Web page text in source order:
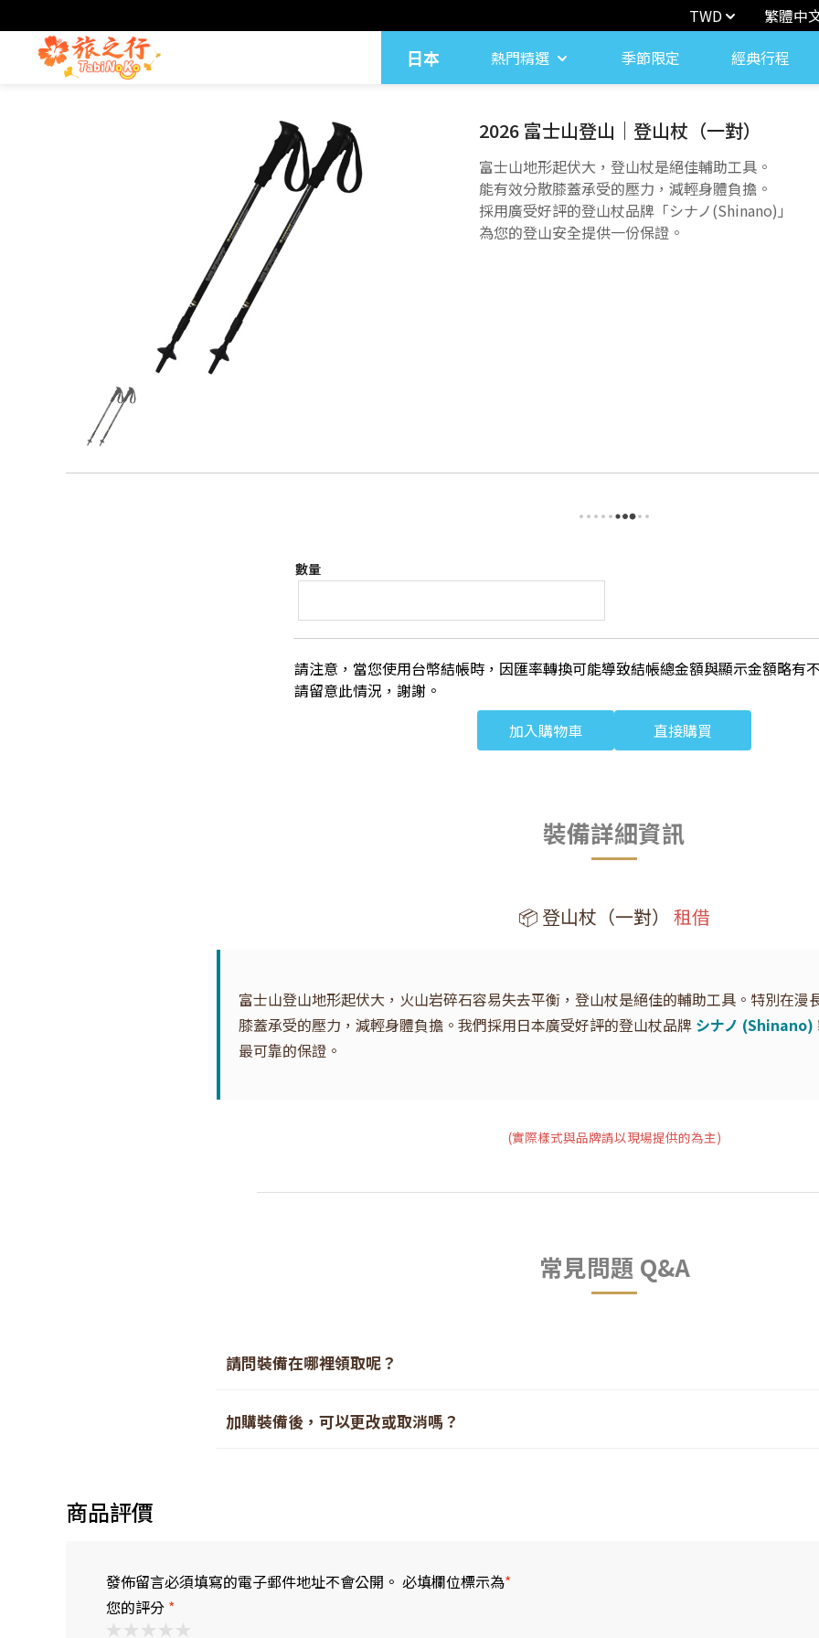
2026 富士山登山｜登山杖（一對）
富士山地形起伏大，登山杖是絕佳輔助工具。
能有效分散膝蓋承受的壓力，減輕身體負擔。
採用廣受好評的登山杖品牌「シナノ(Shinano)」
為您的登山安全提供一份保證。
數量
請注意，當您使用台幣結帳時，因匯率轉換可能導致結帳總金額與顯示金額略有
請留意此情況，謝謝。
加入購物車
直接購買
裝備詳細資訊
📦 登山杖（一對） 租借
富士山登山地形起伏大，火山岩碎石容易失去平衡，登山杖是絕佳的輔助工具。特別在漫
膝蓋承受的壓力，減輕身體負擔。我們採用日本廣受好評的登山杖品牌 シナノ (Shinano)
最可靠的保證。
(實際樣式與品牌請以現場提供的為主)
常見問題 Q&A
請問裝備在哪裡領取呢？
行程當天將會於集合地點領取到票券包，其中含有該裝備的兌換票券。
加購裝備後，可以更改或取消嗎？
商品評價
發佈留言必須填寫的電子郵件地址不會公開。 必填欄位標示為*
您的評分 *
TWD 繁體中
日本 熱門精選 季節限定 經典行程